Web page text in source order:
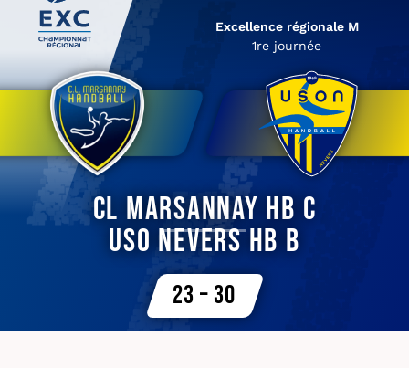
Excellence régionale M
1re journée
CL Marsannay HB C
USO Nevers HB B
23 – 30